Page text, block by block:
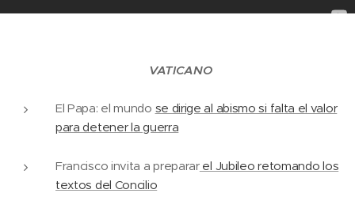
VATICANO
El Papa: el mundo se dirige al abismo si falta el valor
para detener la guerra
Francisco invita a prepararel Jubileo retomando los
textos del Concilio